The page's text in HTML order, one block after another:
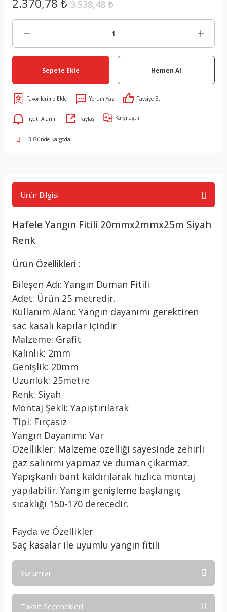
2.370,78 ₺ 3.538,48 ₺
Sepete Ekle Hemen Al
Yorum Yaz Tavsiye Et
Fiyatı Alarmı Paylaş Karşılaştır
3 Günde Kargoda
Ürün Bilgisi
Hafele Yangın Fitili 20mmx2mmx25m Siyah
Renk
Ürün Özellikleri :
Bileşen Adı: Yangın Duman Fitili
Adet: Ürün 25 metredir.
Kullanım Alanı: Yangın dayanımı gerektiren
sac kasalı kapılar içindir
Malzeme: Grafit
Kalınlık: 2mm
Genişlik: 20mm
Uzunluk: 25metre
Renk: Siyah
Montaj Şekli: Yapıştırılarak
Tipi: Fırçasız
Yangın Dayanımı: Var
Özellikler: Malzeme özelliği sayesinde zehirli
gaz salınımı yapmaz ve duman çıkarmaz.
Yapışkanlı bant kaldırılarak hızlıca montaj
yapılabilir. Yangın genişleme başlangıç
sıcaklığı 150-170 derecedir.
Fayda ve Özellikler
Saç kasalar ile uyumlu yangın fitili
Yorumlar
Taksit Seçenekleri